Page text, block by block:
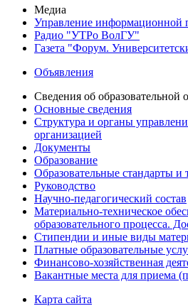
Медиа
Управление информационной
Радио "УТРо ВолГУ"
Газета "Форум.
Объявления
Сведения об образовательной
Основные сведения
Структура и органы
организацией
Документы
Образование
Образовательные стандарты и
Руководство
Научно-педагогический состав
Материально-техническое
образовательного процесса.
Стипендии и иные виды
Платные образовательные
Финансово-хозяйственная
Вакантные места для приема
Карта сайта